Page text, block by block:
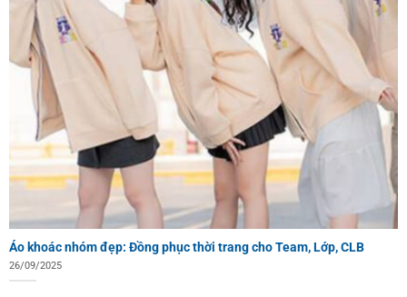
Áo khoác nhóm đẹp: Đồng phục thời trang cho Team, Lớp, CLB
26/09/2025